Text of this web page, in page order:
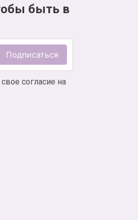
быть в
Подписаться
согласие на